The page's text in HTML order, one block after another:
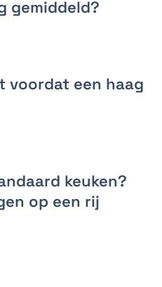
gemiddeld?
voordat een haag
keuken?
op een rij